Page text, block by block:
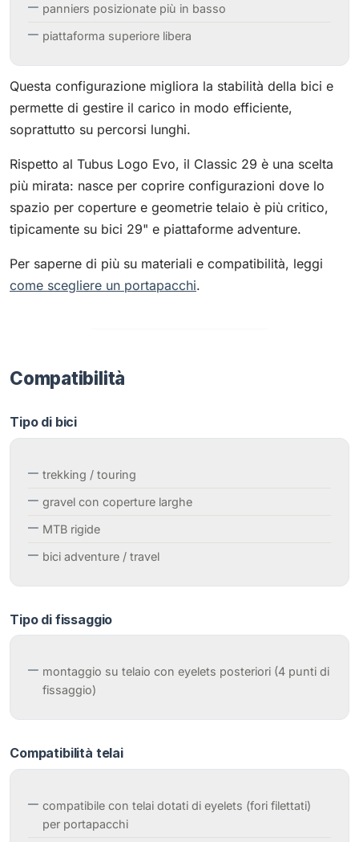
panniers posizionate più in basso
piattaforma superiore libera
Questa configurazione migliora la stabilità della bici e
permette di gestire il carico in modo efficiente,
soprattutto su percorsi lunghi.
Rispetto al Tubus Logo Evo, il Classic 29 è una scelta
più mirata: nasce per coprire configurazioni dove lo
spazio per coperture e geometrie telaio è più critico,
tipicamente su bici 29" e piattaforme adventure.
Per saperne di più su materiali e compatibilità, leggi
come scegliere un portapacchi.
Compatibilità
Tipo di bici
trekking / touring
gravel con coperture larghe
MTB rigide
bici adventure / travel
Tipo di fissaggio
montaggio su telaio con eyelets posteriori (4 punti di
fissaggio)
Compatibilità telai
compatibile con telai dotati di eyelets (fori filettati)
per portapacchi